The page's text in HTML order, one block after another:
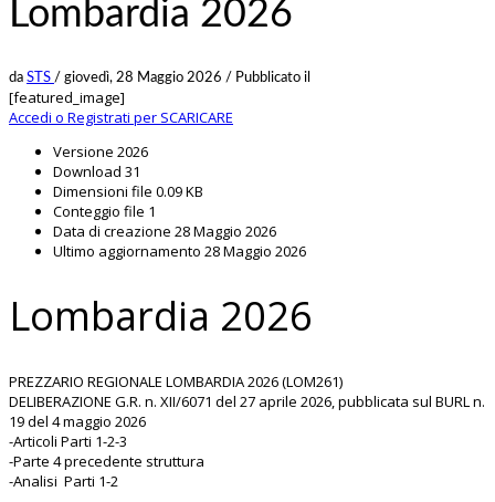
Lombardia 2026
da STS / giovedì, 28 Maggio 2026 / Pubblicato il
[featured_image]
Accedi o Registrati per SCARICARE
Versione 2026
Download 31
Dimensioni file 0.09 KB
Conteggio file 1
Data di creazione 28 Maggio 2026
Ultimo aggiornamento 28 Maggio 2026
Lombardia 2026
PREZZARIO REGIONALE LOMBARDIA 2026 (LOM261)
DELIBERAZIONE G.R. n. XII/6071 del 27 aprile 2026, pubblicata sul BURL n.
19 del 4 maggio 2026
-Articoli Parti 1-2-3
-Parte 4 precedente struttura
-Analisi Parti 1-2